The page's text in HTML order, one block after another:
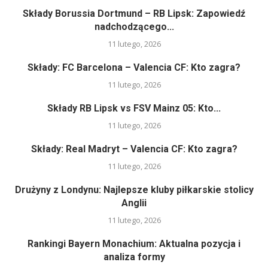
Składy Borussia Dortmund – RB Lipsk: Zapowiedź
nadchodzącego...
11 lutego, 2026
Składy: FC Barcelona – Valencia CF: Kto zagra?
11 lutego, 2026
Składy RB Lipsk vs FSV Mainz 05: Kto...
11 lutego, 2026
Składy: Real Madryt – Valencia CF: Kto zagra?
11 lutego, 2026
Drużyny z Londynu: Najlepsze kluby piłkarskie stolicy
Anglii
11 lutego, 2026
Rankingi Bayern Monachium: Aktualna pozycja i
analiza formy